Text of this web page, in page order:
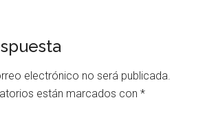
electrónico no será publicada.
están marcados con*